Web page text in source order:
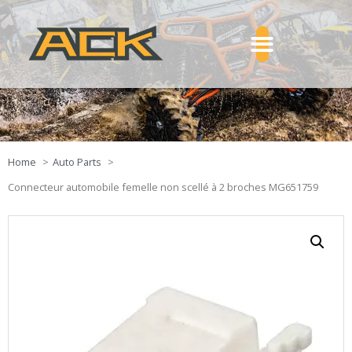
Home
Auto Parts
Connecteur automobile femelle non scellé à 2 broches MG651759